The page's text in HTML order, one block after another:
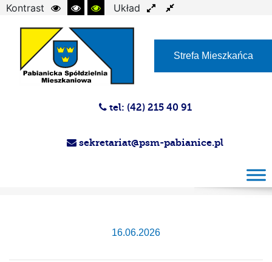
Kontrast
Układ
Strefa Mieszkańca
tel: (42) 215 40 91
sekretariat@psm-pabianice.pl
16.06.2026